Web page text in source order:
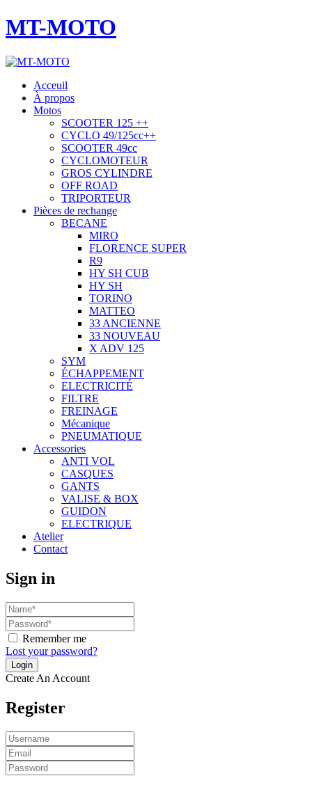
MT-MOTO
Acceuil
À propos
Motos
SCOOTER 125 ++
CYCLO 49/125cc++
SCOOTER 49cc
CYCLOMOTEUR
GROS CYLINDRE
OFF ROAD
TRIPORTEUR
Pièces de rechange
BECANE
MIRO
FLORENCE SUPER
R9
HY SH CUB
HY SH
TORINO
MATTEO
33 ANCIENNE
33 NOUVEAU
X ADV 125
SYM
ÉCHAPPEMENT
ELECTRICITÉ
FILTRE
FREINAGE
Mécanique
PNEUMATIQUE
Accessories
ANTI VOL
CASQUES
GANTS
VALISE & BOX
GUIDON
ELECTRIQUE
Atelier
Contact
Sign in
Remember me
Lost your password?
Create An Account
Register